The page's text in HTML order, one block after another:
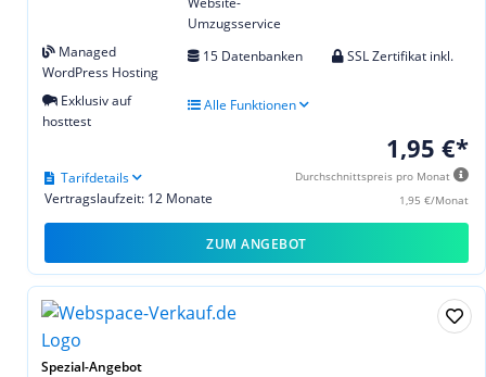
Umzugsservice
Managed
WordPress Hosting
15 Datenbanken SSL Zertifikat inkl.
Exklusiv auf
hosttest
Alle Funktionen
1,95 €*
Durchschnittspreis pro Monat
1,95 €/Monat
Vertragslaufzeit: 12 Monate
Tarifdetails
ZUM ANGEBOT
Spezial-Angebot